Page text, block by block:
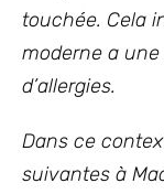
touchée. Cela
moderne a
d’allergies.
Dans ce
suivantes à